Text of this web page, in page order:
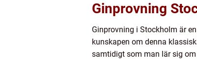
Ginprovning
Ginprovning i Stockholm är
kunskapen om denna
samtidigt som man lär sig